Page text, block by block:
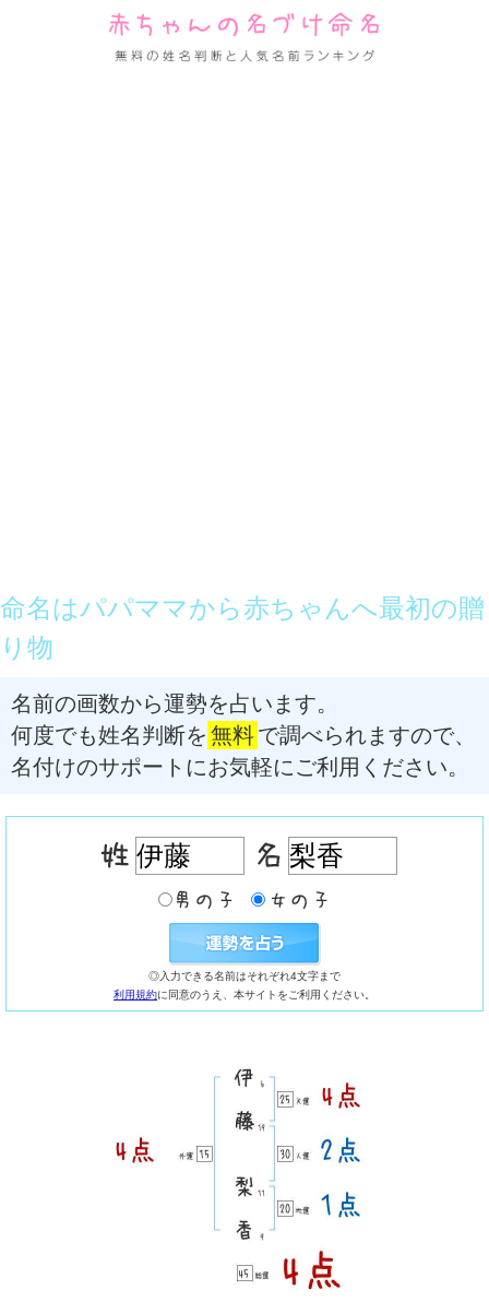
命名はパパママから赤ちゃんへ最初の贈
り物
名前の画数から運勢を占います。
何度でも姓名判断を 無料で調べられますので、
名付けのサポートにお気軽にご利用ください。
◎入力できる名前はそれぞれ4文字まで
利用規約に同意のうえ、本サイトをご利用ください。